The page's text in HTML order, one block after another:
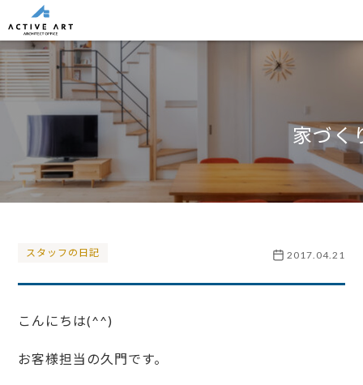
家づく
スタッフの日記 2017.04.21
こんにちは(^^)
お客様担当の久門です。